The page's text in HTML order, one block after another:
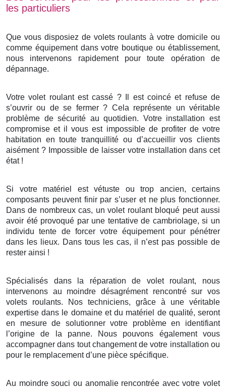
les particuliers
Que vous disposiez de volets roulants à votre domicile ou
comme équipement dans votre boutique ou établissement,
nous intervenons rapidement pour toute opération de
dépannage.
Votre volet roulant est cassé ? Il est coincé et refuse de
s’ouvrir ou de se fermer ? Cela représente un véritable
problème de sécurité au quotidien. Votre installation est
compromise et il vous est impossible de profiter de votre
habitation en toute tranquillité ou d’accueillir vos clients
aisément ? Impossible de laisser votre installation dans cet
état !
Si votre matériel est vétuste ou trop ancien, certains
composants peuvent finir par s’user et ne plus fonctionner.
Dans de nombreux cas, un volet roulant bloqué peut aussi
avoir été provoqué par une tentative de cambriolage, si un
individu tente de forcer votre équipement pour pénétrer
dans les lieux. Dans tous les cas, il n’est pas possible de
rester ainsi !
Spécialisés dans la réparation de volet roulant, nous
intervenons au moindre désagrément rencontré sur vos
volets roulants. Nos techniciens, grâce à une véritable
expertise dans le domaine et du matériel de qualité, seront
en mesure de solutionner votre problème en identifiant
l’origine de la panne. Nous pouvons également vous
accompagner dans tout changement de votre installation ou
pour le remplacement d’une pièce spécifique.
Au moindre souci ou anomalie rencontrée avec votre volet